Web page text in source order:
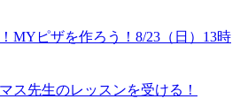
MYピザを作ろう！8/23（日）13時
ス先生のレッスンを受ける！